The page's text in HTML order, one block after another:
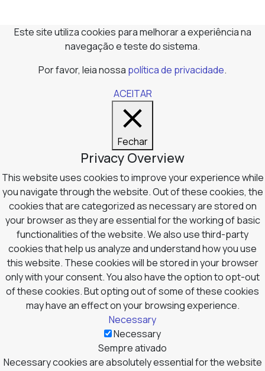
Este site utiliza cookies para melhorar a experiência na
navegação e teste do sistema.
Por favor, leia nossa política de privacidade.
ACEITAR
Fechar
Privacy Overview
This website uses cookies to improve your experience while
you navigate through the website. Out of these cookies, the
cookies that are categorized as necessary are stored on
your browser as they are essential for the working of basic
functionalities of the website. We also use third-party
cookies that help us analyze and understand how you use
this website. These cookies will be stored in your browser
only with your consent. You also have the option to opt-out
of these cookies. But opting out of some of these cookies
may have an effect on your browsing experience.
Necessary
Necessary
Sempre ativado
Necessary cookies are absolutely essential for the website